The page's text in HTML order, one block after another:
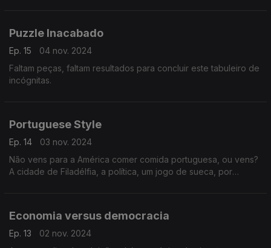
Puzzle Inacabado
Ep. 15
04 nov. 2024
Faltam peças, faltam resultados para concluir este tabuleiro de
incógnitas.
Portuguese Style
Ep. 14
03 nov. 2024
Não vens para a América comer comida portuguesa, ou vens?
A cidade de Filadélfia, a política, um jogo de sueca, por
Economia versus democracia
Ep. 13
02 nov. 2024